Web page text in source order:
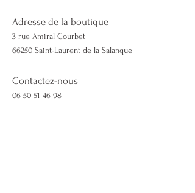
Adresse de la boutique
3 rue Amiral Courbet
66250 Saint-Laurent de la Salanque
Contactez-nous
06 50 51 46 98